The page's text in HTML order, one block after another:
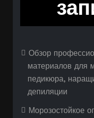
Обзор
материалов для
педикюра,
депиляции
Морозостойкое